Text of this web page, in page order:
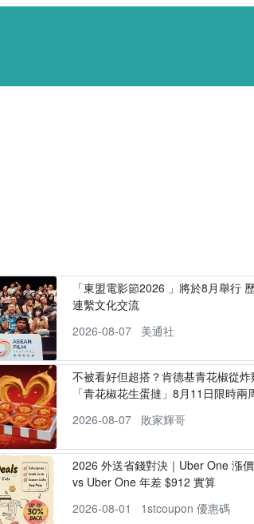
「東盟電影節2026 」將於8月舉行
連繫文化交流
2026-08-07
美通社
不被看好但超搭？肯德基青花椒從
「青花椒花生蛋撻」8月11日限時兩
2026-08-07
敗家輝哥
2026 外送省錢對決｜Uber One 漲
vs Uber One 年差 $912 實算
2026-08-01
1stcoupon 優惠碼